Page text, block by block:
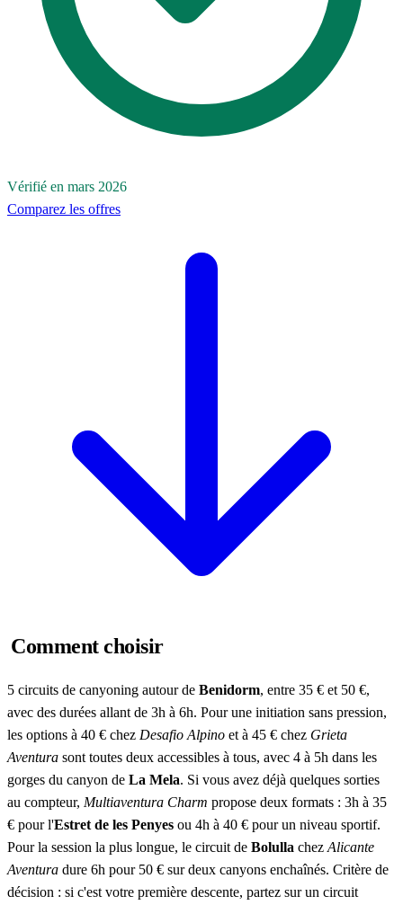
Vérifié en mars 2026
Comparez les offres
Comment choisir
5 circuits de canyoning autour de Benidorm, entre 35 € et 50 €,
avec des durées allant de 3h à 6h. Pour une initiation sans pression,
les options à 40 € chez Desafio Alpino et à 45 € chez Grieta
Aventura sont toutes deux accessibles à tous, avec 4 à 5h dans les
gorges du canyon de La Mela. Si vous avez déjà quelques sorties
au compteur, Multiaventura Charm propose deux formats : 3h à 35
€ pour l'Estret de les Penyes ou 4h à 40 € pour un niveau sportif.
Pour la session la plus longue, le circuit de Bolulla chez Alicante
Aventura dure 6h pour 50 € sur deux canyons enchaînés. Critère de
décision : si c'est votre première descente, partez sur un circuit